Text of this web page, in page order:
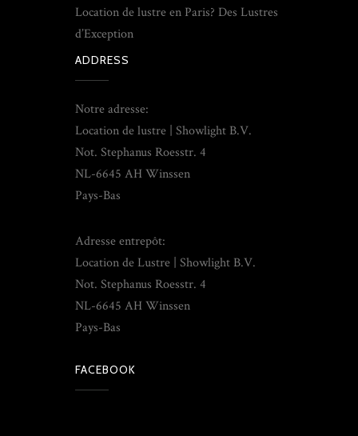
Location de lustre en Paris? Des Lustres
d’Exception
ADDRESS
Notre adresse:
Location de lustre | Showlight B.V.
Not. Stephanus Roesstr. 4
NL-6645 AH Winssen
Pays-Bas
Adresse entrepôt:
Location de Lustre | Showlight B.V.
Not. Stephanus Roesstr. 4
NL-6645 AH Winssen
Pays-Bas
FACEBOOK